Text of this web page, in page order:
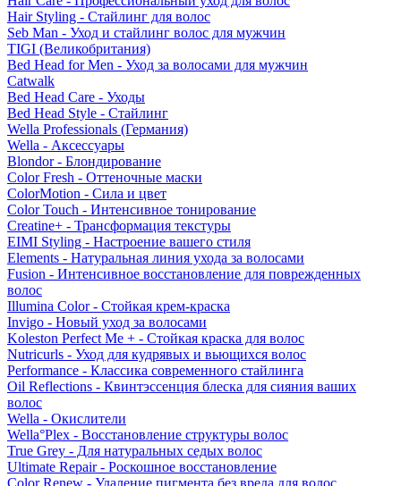
Hair Styling - Стайлинг для волос
Seb Man - Уход и стайлинг волос для мужчин
TIGI (Великобритания)
Bed Head for Men - Уход за волосами для мужчин
Catwalk
Bed Head Care - Уходы
Bed Head Style - Стайлинг
Wella Professionals (Германия)
Wella - Аксессуары
Blondor - Блондирование
Color Fresh - Оттеночные маски
ColorMotion - Сила и цвет
Color Touch - Интенсивное тонирование
Creatine+ - Трансформация текстуры
EIMI Styling - Настроение вашего стиля
Elements - Натуральная линия ухода за волосами
Fusion - Интенсивное восстановление для поврежденных
волос
Illumina Color - Стойкая крем-краска
Invigo - Новый уход за волосами
Koleston Perfect Me + - Стойкая краска для волос
Nutricurls - Уход для кудрявых и вьющихся волос
Performance - Классика современного стайлинга
Oil Reflections - Квинтэссенция блеска для сияния ваших
волос
Wella - Окислители
Wella°Plex - Восстановление структуры волос
True Grey - Для натуральных седых волос
Ultimate Repair - Роскошное восстановление
Color Renew - Удаление пигмента без вреда для волос